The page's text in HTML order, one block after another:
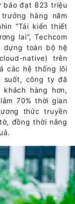
báo đạt 823 triệu
hàng năm
“Tái kiến thiết
lai”, Techcom
dựng toàn bộ hệ
native) trên
các hệ thống lõi
suốt, công ty đã
hàng hơn,
70% thời gian
thức truyền
đồng thời nâng